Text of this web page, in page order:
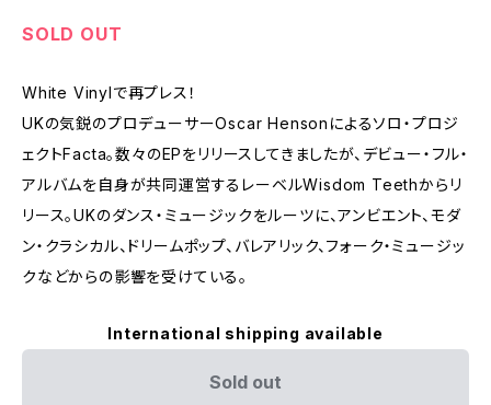
SOLD OUT
White Vinylで再プレス！
UKの気鋭のプロデューサーOscar Hensonによるソロ・プロジ
ェクトFacta。数々のEPをリリースしてきましたが、デビュー・フル・
アルバムを自身が共同運営するレーベルWisdom Teethからリ
リース。UKのダンス・ミュージックをルーツに、アンビエント、モダ
ン・クラシカル、ドリームポップ、バレアリック、フォーク・ミュージッ
クなどからの影響を受けている。
International shipping available
Sold out